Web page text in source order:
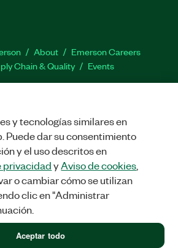
About
Emerson Careers
Chain & Quality Events
Submit a Service Request
Facebook
TwitterLinkedIn
CORP. ALL RIGHTS RESERVED.
y tecnologías similares en
Puede dar su consentimiento
y el uso descritos en
privacidadyAviso de cookies
o cambiar cómo se utilizan
clic en "Administrar
Aceptar todo